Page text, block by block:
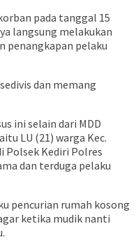
pada tanggal 15
langsung melakukan
penangkapan pelaku
dan memang
ini selain dari MDD
LU (21) warga Kec.
Polsek Kediri Polres
dan terduga pelaku
pencurian rumah kosong
ketika mudik nanti